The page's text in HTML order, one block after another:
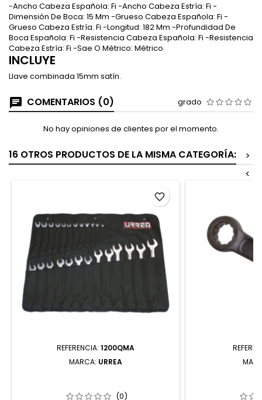
-Ancho Cabeza Española: Fi -Ancho Cabeza Estría: Fi -
Dimensión De Boca: 15 Mm -Grueso Cabeza Española: Fi -
Grueso Cabeza Estría: Fi -Longitud: 182 Mm -Profundidad De
Boca Española: Fi -Resistencia Cabeza Española: Fi -Resistencia
Cabeza Estría: Fi -Sae O Métrico: Métrico
INCLUYE
Llave combinada 15mm satín.
COMENTARIOS (0) grado
No hay opiniones de clientes por el momento.
16 OTROS PRODUCTOS DE LA MISMA CATEGORÍA:
>
<
REFERENCIA: 1200QMA
MARCA: URREA
12 PUNTAS 25 PIEZAS URREA
(0)
favorite_border